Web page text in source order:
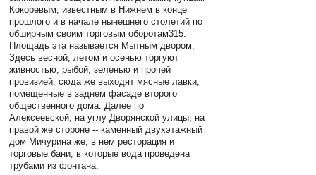
Кокоревым, известным в Нижнем в конце
прошлого и в начале нынешнего столетий по
обширным своим торговым оборотам315.
Площадь эта называется Мытным двором.
Здесь весной, летом и осенью торгуют
живностью, рыбой, зеленью и прочей
провизией; сюда же выходят мясные лавки,
помещенные в заднем фасаде второго
общественного дома. Далее по
Алексеевской, на углу Дворянской улицы, на
правой же стороне -- каменный двухэтажный
дом Мичурина же; в нем ресторация и
торговые бани, в которые вода проведена
трубами из фонтана.